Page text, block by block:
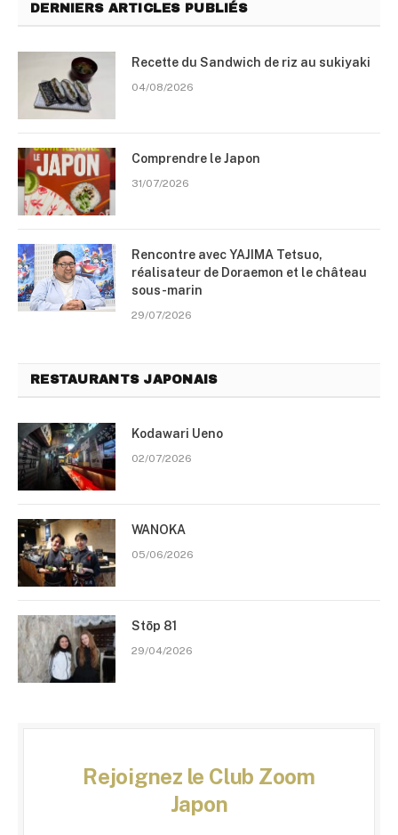
DERNIERS ARTICLES PUBLIÉS
Recette du Sandwich de riz au sukiyaki
04/08/2026
Comprendre le Japon
31/07/2026
Rencontre avec YAJIMA Tetsuo,
réalisateur de Doraemon et le château
sous-marin
29/07/2026
RESTAURANTS JAPONAIS
Kodawari Ueno
02/07/2026
WANOKA
05/06/2026
Stōp 81
29/04/2026
Rejoignez le Club Zoom
Japon